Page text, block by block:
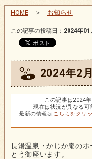
HOME＞ お知らせ
この記事の投稿日： 2024年01
2024年2
この記事は2024
現在は状況が異なる可
最新の情報は こちらをクリ
長湯温泉・かじか庵の
とう御座います。